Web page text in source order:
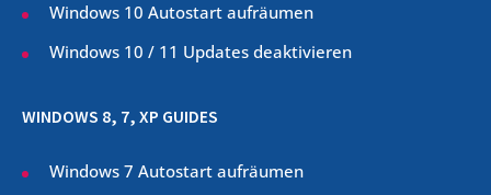
Windows 10 Autostart aufräumen
Windows 10 / 11 Updates deaktivieren
WINDOWS 8, 7, XP GUIDES
Windows 7 Autostart aufräumen